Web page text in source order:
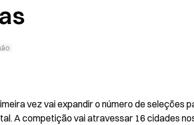
vez vai expandir o número de seleções
A competição vai atravessar 16 cidades